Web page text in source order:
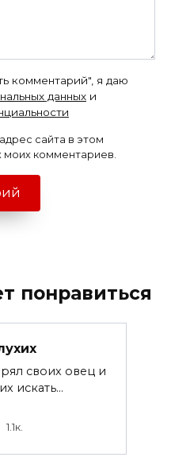
комментарий", я даю
данных и
сайта в этом
моих комментариев.
понравиться
своих овец и
искать...
1.1к.